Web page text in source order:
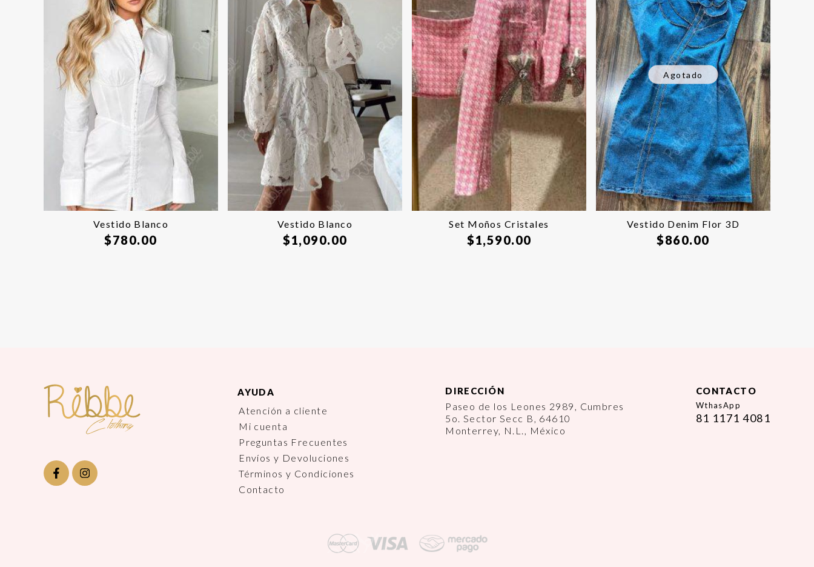
Vestido Blanco
$780.00
Vestido Blanco
$1,090.00
Set Moños Cristales
$1,590.00
Agotado
Vestido Denim Flor 3D
$860.00
AYUDA
Atención a cliente
Mi cuenta
Preguntas Frecuentes
Envíos y Devoluciones
Términos y Condiciones
Contacto
DIRECCIÓN
Paseo de los Leones 2989, Cumbres
5o. Sector Secc B, 64610
Monterrey, N.L., México
CONTACTO
WthasApp
81 1171 4081